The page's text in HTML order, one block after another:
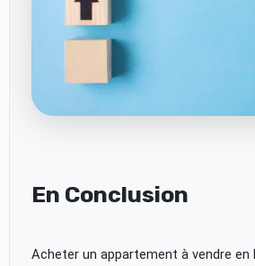
En Conclusion
Acheter un appartement à vendre en